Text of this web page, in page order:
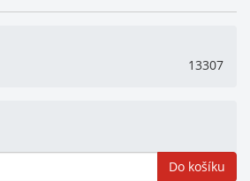
13307
Do košíku